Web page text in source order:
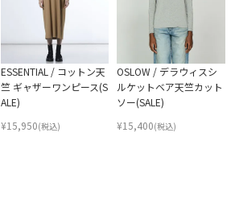
ESSENTIAL / コットン天
竺 ギャザーワンピース(S
ALE)
¥15,950(税込)
OSLOW / デラウィスシ
ルケットベア天竺カット
ソー(SALE)
¥15,400(税込)